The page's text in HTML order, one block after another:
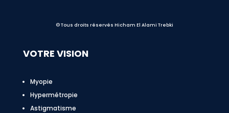
© Tous droits réservés Hicham El Alami Trebki
VOTRE VISION
Myopie
Hypermétropie
Astigmatisme